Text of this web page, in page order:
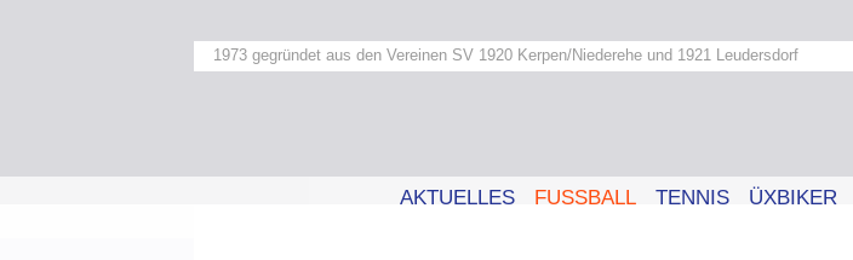
1973 gegründet aus den Vereinen SV 1920 Kerpen/Niederehe und 1921 Leudersdorf
AKTUELLES FUSSBALL TENNIS ÜXBIKER